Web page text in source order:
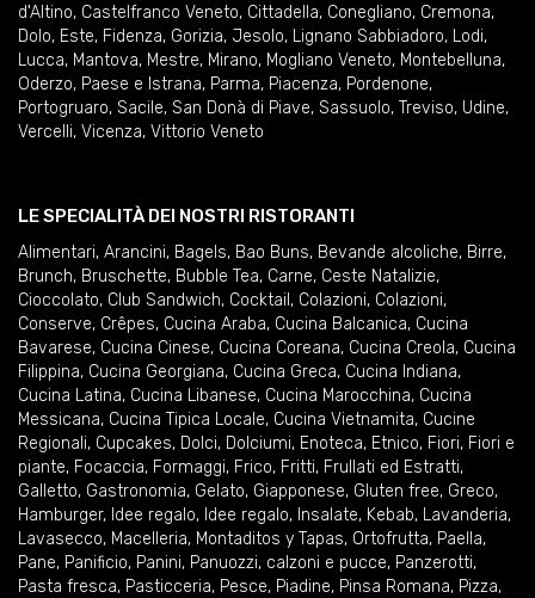
d'Altino, Castelfranco Veneto, Cittadella, Conegliano, Cremona,
Dolo, Este, Fidenza, Gorizia, Jesolo, Lignano Sabbiadoro, Lodi,
Lucca, Mantova, Mestre, Mirano, Mogliano Veneto, Montebelluna,
Oderzo, Paese e Istrana, Parma, Piacenza, Pordenone,
Portogruaro, Sacile, San Donà di Piave, Sassuolo, Treviso, Udine,
Vercelli, Vicenza, Vittorio Veneto
LE SPECIALITÀ DEI NOSTRI RISTORANTI
Alimentari, Arancini, Bagels, Bao Buns, Bevande alcoliche, Birre,
Brunch, Bruschette, Bubble Tea, Carne, Ceste Natalizie,
Cioccolato, Club Sandwich, Cocktail , Colazioni, Colazioni,
Conserve, Crêpes, Cucina Araba, Cucina Balcanica, Cucina
Bavarese, Cucina Cinese, Cucina Coreana, Cucina Creola, Cucina
Filippina, Cucina Georgiana, Cucina Greca, Cucina Indiana,
Cucina Latina, Cucina Libanese, Cucina Marocchina, Cucina
Messicana, Cucina Tipica Locale, Cucina Vietnamita, Cucine
Regionali, Cupcakes, Dolci, Dolciumi, Enoteca, Etnico, Fiori, Fiori e
piante, Focaccia, Formaggi, Frico, Fritti, Frullati ed Estratti,
Galletto, Gastronomia, Gelato, Giapponese, Gluten free, Greco,
Hamburger, Idee regalo, Idee regalo, Insalate, Kebab, Lavanderia,
Lavasecco, Macelleria, Montaditos y Tapas, Ortofrutta, Paella,
Pane, Panificio, Panini, Panuozzi, calzoni e pucce, Panzerotti,
Pasta fresca, Pasticceria, Pesce, Piadine, Pinsa Romana, Pizza,